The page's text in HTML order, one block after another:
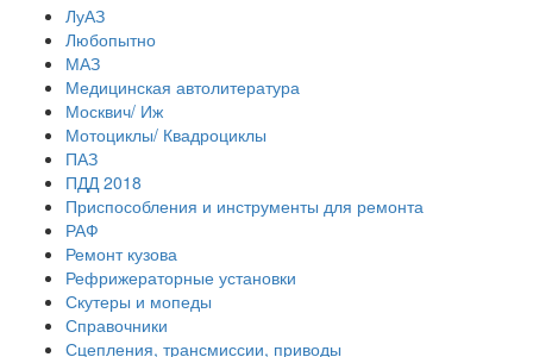
ЛуАЗ
Любопытно
МАЗ
Медицинская автолитература
Москвич/ Иж
Мотоциклы/ Квадроциклы
ПАЗ
ПДД 2018
Приспособления и инструменты для ремонта
РАФ
Ремонт кузова
Рефрижераторные установки
Скутеры и мопеды
Справочники
Сцепления, трансмиссии, приводы